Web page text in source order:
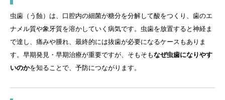
虫歯（う蝕）は、口腔内の細菌が糖分を分解して酸をつくり、歯のエ
ナメル質や象牙質を溶かしていく病気です。虫歯を放置すると神経ま
で達し、痛みや腫れ、最終的には抜歯が必要になるケースもありま
す。早期発見・早期治療が重要ですが、そもそもなぜ虫歯になりやす
いのかを知ることで、予防につながります。